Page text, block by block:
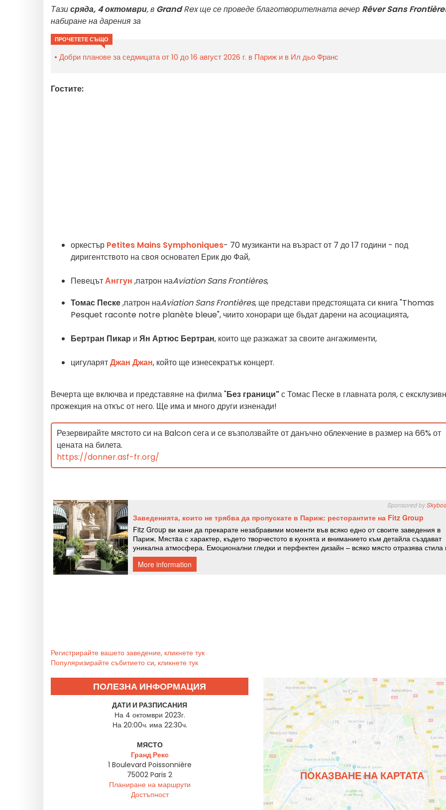
Тазисряда, 4 октомври, в GrandRex ще се проведе благотворителната вечер Rêver Sans
набиране на дарения за
ПРОЧЕТЕТЕ СЪЩО
Добри планове за седмицата от 10 до 16 август 2026 г. в Париж и в Ил дьо Франс
Гостите:
оркестър Petites Mains Symphoniques- 70 музиканти на възраст от 7 до 17 години - под
диригентството на своя основател Ерик дю Фай,
ПевецътАнггун ,патрон наAviation Sans Frontières,
Томас Песке,патрон наAviation Sans Frontières, ще представи предстоящата си книга "Thomas
Pesquet raconte notre planète bleue", чиито хонорари ще бъдат дарени на асоциацията,
Бертран Пикар и Ян Артюс Бертран, които ще разкажат за своите ангажименти,
цигуларятДжан Джан, който ще изнесекратък концерт.
Вечерта ще включва и представяне нафилма "Без граници"сТомас Песке в главната роля, с
прожекция наоткъс от него. Ще има и много други изненади!
Резервирайте мястото си на Balcon сега и се възползвайте от данъчно облекчение в размер на 66% от
цената на билета.
https://donner.asf-fr.org/
Регистрирайте вашето заведение, кликнете тук
Популяризирайте събитието си, кликнете тук
ПОЛЕЗНА ИНФОРМАЦИЯ
ДАТИ И РАЗПИСАНИЯ
На 4 октомври 2023г.
На 20:00ч. има 22:30ч.
МЯСТО
Гранд Рекс
1 Boulevard Poissonnière
75002 Paris 2
Планиране на маршрути
Достъпност
ПОКАЗВАНЕ НА КАРТАТА